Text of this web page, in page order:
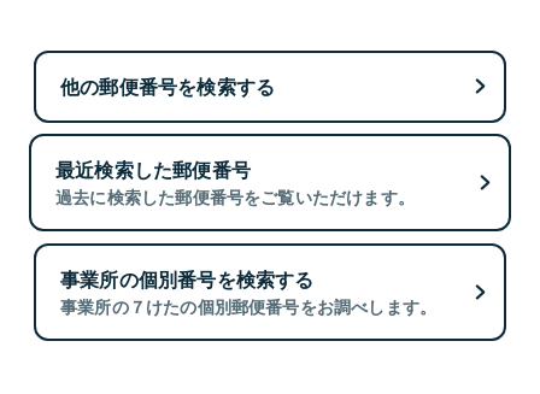
他の郵便番号を検索する
最近検索した郵便番号
過去に検索した郵便番号をご覧いただけます。
事業所の個別番号を検索する
事業所の７けたの個別郵便番号をお調べします。